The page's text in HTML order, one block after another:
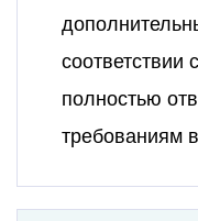
соответствии
полностью
требованиям